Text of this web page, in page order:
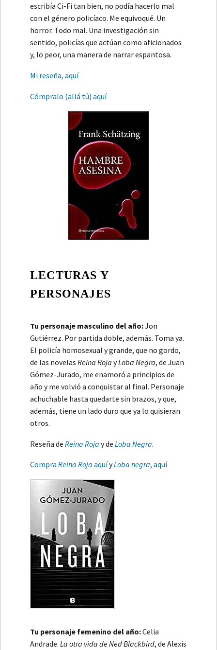
escribía Ci-Fi tan bien, no podía hacerlo mal
con el género policíaco. Me equivoqué. Un
horror. Todo mal. Una investigación sin
sentido, policías que actúan como aficionados
y, lo peor, una manera de narrar espantosa.
Mi reseña, aquí
Cómpralo (allá tú) aquí
LECTURAS Y
PERSONAJES
Tu personaje masculino del año:Jon
Gutiérrez. Por partida doble, además. Toma ya.
El policía homosexual y grande, que no gordo,
de las novelas Reina Roja yLoba Negra, de Juan
Gómez-Jurado, me enamoró a principios de
año y me volvió a conquistar al final. Personaje
achuchable hasta quedarte sin brazos, y que,
además, tiene un lado duro que ya lo quisieran
otros.
Reseña de Reina Roja y de Loba Negra.
Compra Reina Roja aquíyLoba negra, aquí
Tu personaje femenino del año:Celia
Andrade. La otra vida de Ned Blackbird, de Alexis